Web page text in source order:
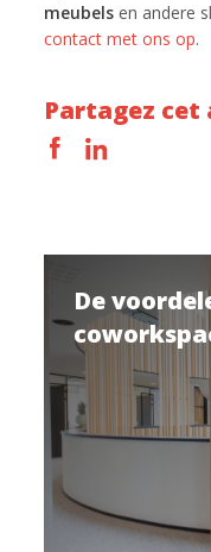
meubels en andere
contact met ons op.
Partagez cet
De